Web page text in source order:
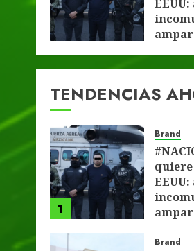
4 DE
TENDENCIAS
1
Brand
Brand